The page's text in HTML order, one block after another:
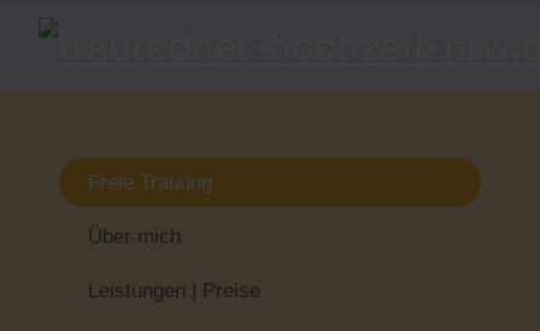
Freie Trauung
Über mich
Leistungen | Preise